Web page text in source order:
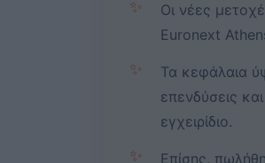
✨
Οι νέες
Euronext
✨
Τα κεφάλαια
επενδύσεις
εγχειρίδιο.
✨
Επίσης,